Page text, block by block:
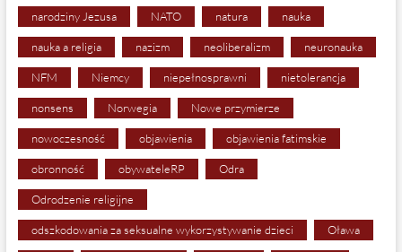
narodziny Jezusa NATO natura nauka
nauka a religia nazizm neoliberalizm neuronauka
NFM Niemcy niepełnosprawni nietolerancja
nonsens Norwegia Nowe przymierze
nowoczesność objawienia objawienia fatimskie
obronność obywateleRP Odra
Odrodzenie religijne
odszkodowania za seksualne wykorzystywanie dzieci Oława